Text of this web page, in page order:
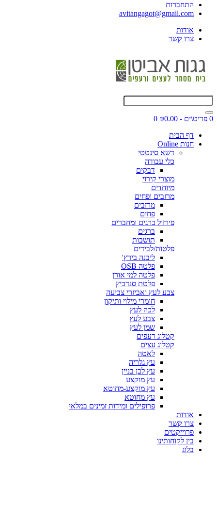
התחברות
avitangagot@gmail.com
אודות
צרו קשר
0 פריט\ים - ₪0.00
0
דף הבית
חנות Online
דשא סינטטי
כלי עבודה
דבקים
מוצרי קירוי
מיוחדים
מרזבים ופחים
מרזבים
פחים
פירזול ברגים ומחברים
ברגים
תושבות
פלטות/לבידים
ליבנה בירץ'
פלטה OSB
פלטה למי אורן
פלטת סנדביץ
צבע לעץ ואביזרי צביעה
חומרי מילוי ותיקון
לכה לעץ
צבע לעץ
שמן לעץ
קטלוג רעפים
קטלוג עצים
לאטה
עץ גלריה
עץ לבן בניין
עץ מוקצע
עץ מוקצע-מחוטא
עץ מחוטא
פרופילים ומידות זמינים במלאי
אודות
צרו קשר
פרוייקטים
בין לקוחותינו
בלוג